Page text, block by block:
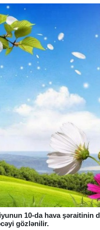
10-da hava şəraitinin
gözlənilir.